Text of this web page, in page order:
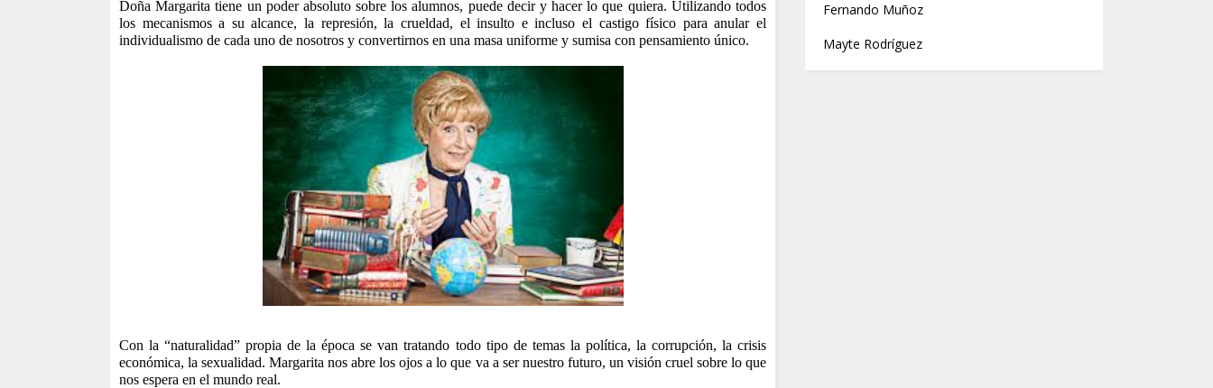
Doña Margarita tiene un poder absoluto sobre los alumnos, puede decir y hacer lo que quiera. Utilizando todos
los mecanismos a su alcance, la represión, la crueldad, el insulto e incluso el castigo físico para anular el
individualismo de cada uno de nosotros y convertirnos en una masa uniforme y sumisa con pensamiento único.
Con la “naturalidad” propia de la época se van tratando todo tipo de temas la política, la corrupción, la crisis
económica, la sexualidad. Margarita nos abre los ojos a lo que va a ser nuestro futuro, un visión cruel sobre lo que
nos espera en el mundo real.
Fernando Muñoz
Mayte Rodríguez